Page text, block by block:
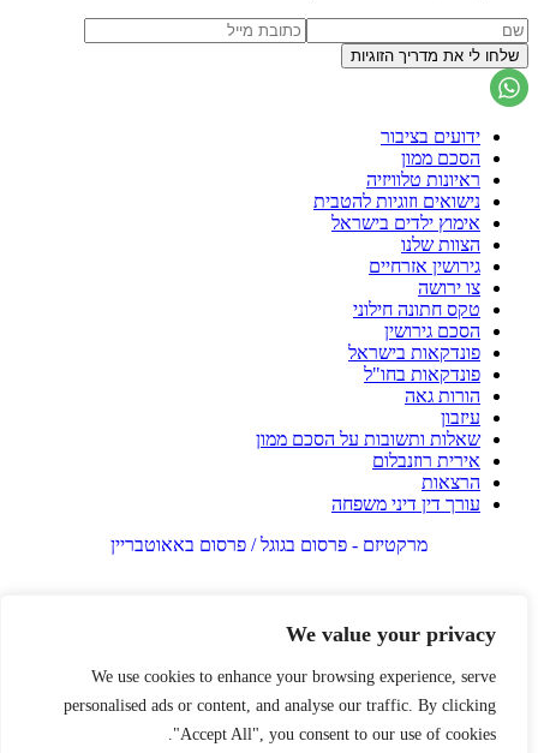
We value your privacy
We use cookies to enhance your browsing experience, serve
personalised ads or content, and analyse our traffic. By clicking
"Accept All", you consent to our use of cookies.
ידועים בציבור
הסכם ממון
ראיונות טלוויזיה
נישואים וזוגיות להטבית
אימוץ ילדים בישראל
הצוות שלנו
גירושין אזרחיים
צו ירושה
טקס חתונה חילוני
הסכם גירושין
פונדקאות בישראל
פונדקאות בחו"ל
הורות גאה
עיזבון
שאלות ותשובות על הסכם ממון
אירית רוזנבלום
הרצאות
עורך דין דיני משפחה
מרקטיזם - פרסום בגוגל / פרסום באאוטבריין